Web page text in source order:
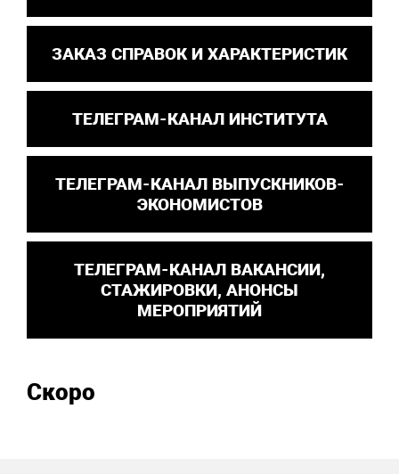
ЗАКАЗ СПРАВОК И ХАРАКТЕРИСТИК
ТЕЛЕГРАМ-КАНАЛ ИНСТИТУТА
ТЕЛЕГРАМ-КАНАЛ ВЫПУСКНИКОВ-
ЭКОНОМИСТОВ
ТЕЛЕГРАМ-КАНАЛ ВАКАНСИИ,
СТАЖИРОВКИ, АНОНСЫ
МЕРОПРИЯТИЙ
Скоро